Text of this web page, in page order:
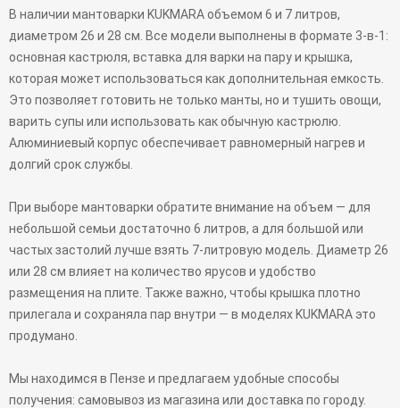
В наличии мантоварки KUKMARA объемом 6 и 7 литров,
диаметром 26 и 28 см. Все модели выполнены в формате 3-в-1:
основная кастрюля, вставка для варки на пару и крышка,
которая может использоваться как дополнительная емкость.
Это позволяет готовить не только манты, но и тушить овощи,
варить супы или использовать как обычную кастрюлю.
Алюминиевый корпус обеспечивает равномерный нагрев и
долгий срок службы.
При выборе мантоварки обратите внимание на объем — для
небольшой семьи достаточно 6 литров, а для большой или
частых застолий лучше взять 7-литровую модель. Диаметр 26
или 28 см влияет на количество ярусов и удобство
размещения на плите. Также важно, чтобы крышка плотно
прилегала и сохраняла пар внутри — в моделях KUKMARA это
продумано.
Мы находимся в Пензе и предлагаем удобные способы
получения: самовывоз из магазина или доставка по городу.